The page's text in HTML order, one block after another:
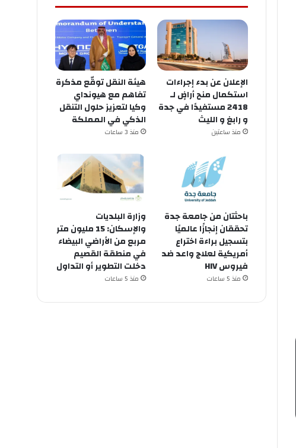
الإعلان عن ‏بدء إجراءات
استكمال منح أراضٍ لـ
و ⁧‫رابغ‬⁩ و ⁧‫الليث‬⁩
منذ ساعتين
هيئة النقل توقّع مذكرة
تفاهم مع هيونداي
وكيا لتعزيز حلول التنقل
الذكي في المملكة
منذ 3 ساعات
باحثتان من جامعة جدة
تحققان إنجازًا عالميًا
بتسجيل براءة اختراع
أمريكية لعلاج واعد ضد
فيروس HIV
منذ 5 ساعات
وزارة البلديات
والإسكان: 15 مليون متر
مربع من الأراضي البيضاء
في منطقة القصيم
دخلت التطوير أو التداول
منذ 5 ساعات